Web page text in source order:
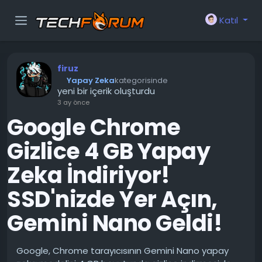
Katıl
firuz
Yapay Zekakategorisinde
yeni bir içerik oluşturdu
3 ay önce
Google Chrome
Gizlice 4 GB Yapay
Zeka İndiriyor!
SSD'nizde Yer Açın,
Gemini Nano Geldi!
Google, Chrome tarayıcısının Gemini Nano yapay